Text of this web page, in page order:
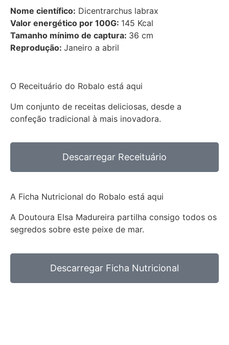
Nome científico: Dicentrarchus labrax
Valor energético por 100G: 145 Kcal
Tamanho mínimo de captura: 36 cm
Reprodução: Janeiro a abril
O Receituário do Robalo está aqui
Um conjunto de receitas deliciosas, desde a
confeção tradicional à mais inovadora.
Descarregar Receituário
A Ficha Nutricional do Robalo está aqui
A Doutoura Elsa Madureira partilha consigo todos os
segredos sobre este peixe de mar.
Descarregar Ficha Nutricional